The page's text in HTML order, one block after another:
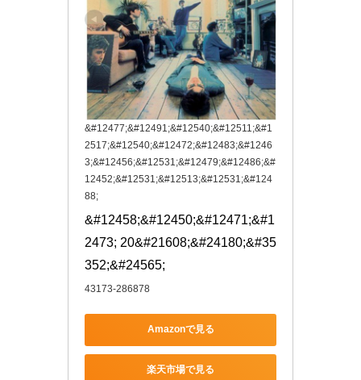
&#12477;&#12491;&#12540;&#12511;&#1
2517;&#12540;&#12472;&#12483;&#1246
3;&#12456;&#12531;&#12479;&#12486;&#
12452;&#12531;&#12513;&#12531;&#124
88;
&#12458;&#12450;&#12471;&#1
2473; 20&#21608;&#24180;&#35
352;&#24565;
43173-286878
Amazonで見る
楽天市場で見る